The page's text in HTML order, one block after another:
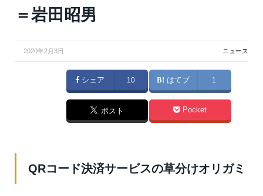
＝岩田昭男
2020年2月3日 ニュース
シェア 10 はてブ 1
ポスト Pocket
QRコード決済サービスの草分けオリガミ